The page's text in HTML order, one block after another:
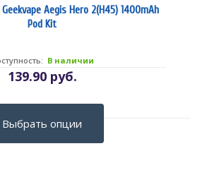
Aegis Hero 2(H45) 1400mAh
Pod Kit
139.90 руб.
В наличии
Выбрать опции